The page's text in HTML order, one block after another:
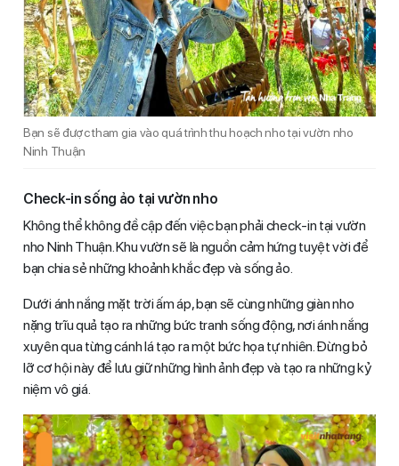
Bạn sẽ được tham gia vào quá trình thu hoạch nho tại vườn nho
Ninh Thuận
Check-in sống ảo tại vườn nho
Không thể không đề cập đến việc bạn phải check-in tại vườn
nho Ninh Thuận. Khu vườn sẽ là nguồn cảm hứng tuyệt vời để
bạn chia sẻ những khoảnh khắc đẹp và sống ảo.
Dưới ánh nắng mặt trời ấm áp, bạn sẽ cùng những giàn nho
nặng trĩu quả tạo ra những bức tranh sống động, nơi ánh nắng
xuyên qua từng cánh lá tạo ra một bức họa tự nhiên. Đừng bỏ
lỡ cơ hội này để lưu giữ những hình ảnh đẹp và tạo ra những kỷ
niệm vô giá.